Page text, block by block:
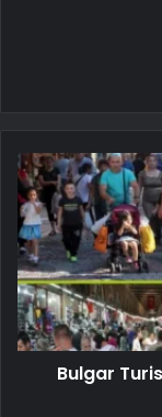
Bulgar